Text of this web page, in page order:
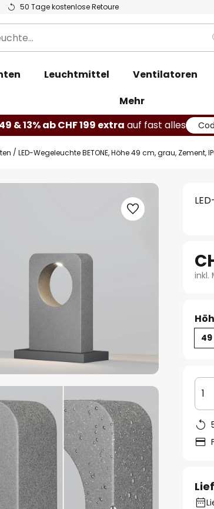
50 Tage kostenlose Retoure
Leuchtmittel Ventilatoren
Mehr
& 13% ab CHF 199 extra auf fast alles
LED-Wegeleuchte BETONE, Höhe 49 cm, grau, Zement,
inkl.
1